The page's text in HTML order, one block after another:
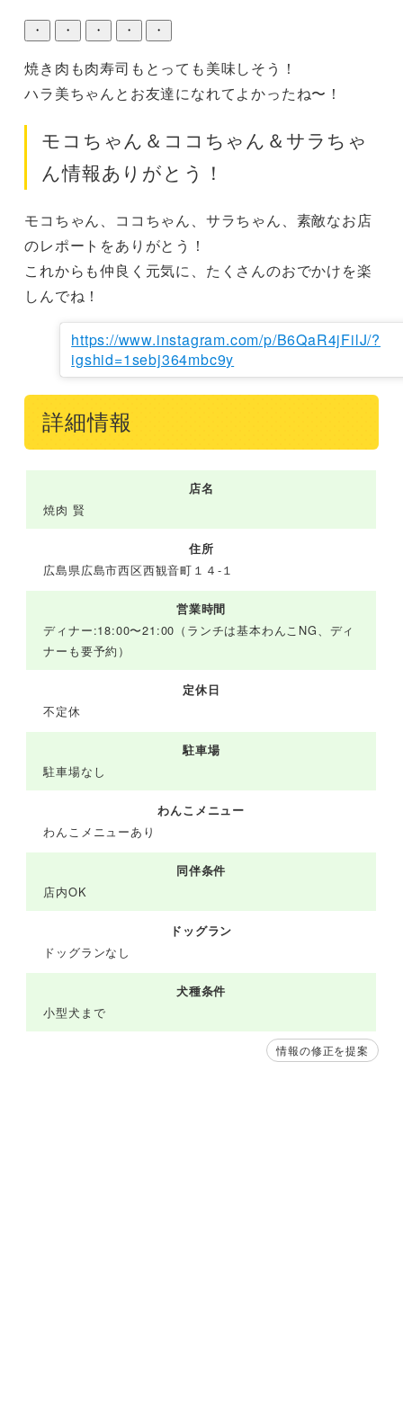
・ ・ ・ ・ ・
焼き肉も肉寿司もとっても美味しそう！
ハラ美ちゃんとお友達になれてよかったね〜！
モコちゃん＆ココちゃん＆サラちゃ
ん情報ありがとう！
モコちゃん、ココちゃん、サラちゃん、素敵なお店
のレポートをありがとう！
これからも仲良く元気に、たくさんのおでかけを楽
しんでね！
https://www.instagram.com/p/B6QaR4jFilJ/?
igshid=1sebj364mbc9y
詳細情報
店名
焼肉 賢
住所
広島県広島市西区西観音町１４-１
営業時間
ディナー:18:00〜21:00（ランチは基本わんこNG、ディ
ナーも要予約）
定休日
不定休
駐車場
駐車場なし
わんこメニュー
わんこメニューあり
同伴条件
店内OK
ドッグラン
ドッグランなし
犬種条件
小型犬まで
情報の修正を提案